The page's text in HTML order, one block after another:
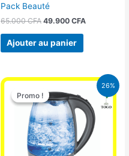
Pack Beauté
65.000CFA 49.900 CFA
Ajouter au panier
26%
Promo !
Promo !
Le
prix
initial
16.900 CFA.
Le
prix
actuel
est :
12.500 CFA.